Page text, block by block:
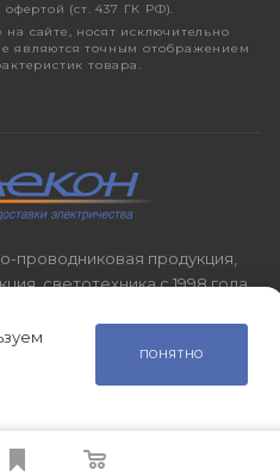
(ст. 437 ГК РФ).
сайте, носят исключительно
являются точным отображением
товара.
проводниковая продукция,
светотехника с 1998 года.
ПОНЯТНО